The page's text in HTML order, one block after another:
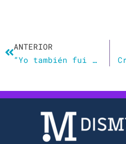
ANTERIOR
“Yo también fui una machirula y otras mujeres despertaron mi conciencia feminista”